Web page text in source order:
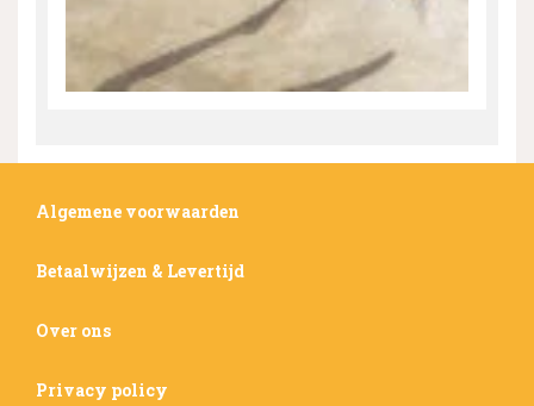
Algemene voorwaarden
Betaalwijzen & Levertijd
Over ons
Privacy policy